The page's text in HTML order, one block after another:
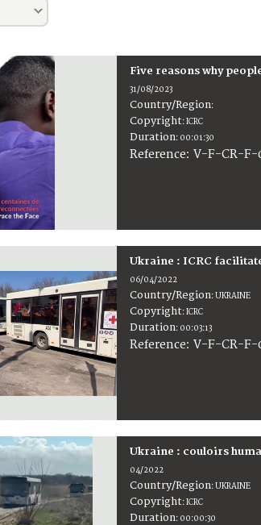
Five reasons why
31/08/2023
Country/Region:
Copyright:ICRC
Duration: 00:01:30
Reference:V-F-CR-F-
Ukraine : ICRC
06/04/2022
Country/Region:UKRAINE
Copyright:ICRC
Duration: 00:03:13
Reference:V-F-CR-F-
Ukraine : couloirs
04/2022
Country/Region:UKRAINE
Copyright:ICRC
Duration: 00:00:30